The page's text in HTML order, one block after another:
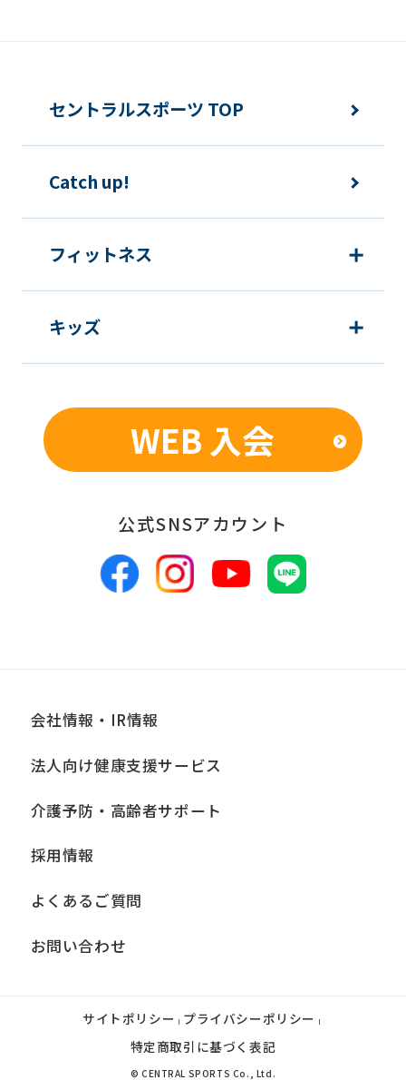
セントラルスポーツ TOP
Catch up!
フィットネス
キッズ
WEB 入会
公式SNSアカウント
会社情報・IR情報
法人向け健康支援サービス
介護予防・高齢者サポート
採用情報
よくあるご質問
お問い合わせ
サイトポリシー | プライバシーポリシー |
特定商取引に基づく表記
© CENTRAL SPORTS Co., Ltd.